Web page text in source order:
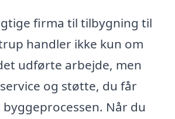
firma til tilbygning til
handler ikke kun om
udførte arbejde, men
og støtte, du får
Når du